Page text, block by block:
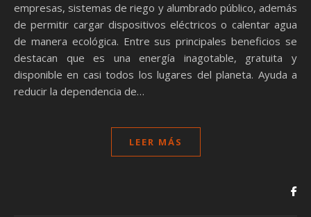
empresas, sistemas de riego y alumbrado público, además
de permitir cargar dispositivos eléctricos o calentar agua
de manera ecológica. Entre sus principales beneficios se
destacan que es una energía inagotable, gratuita y
disponible en casi todos los lugares del planeta. Ayuda a
reducir la dependencia de…
LEER MÁS